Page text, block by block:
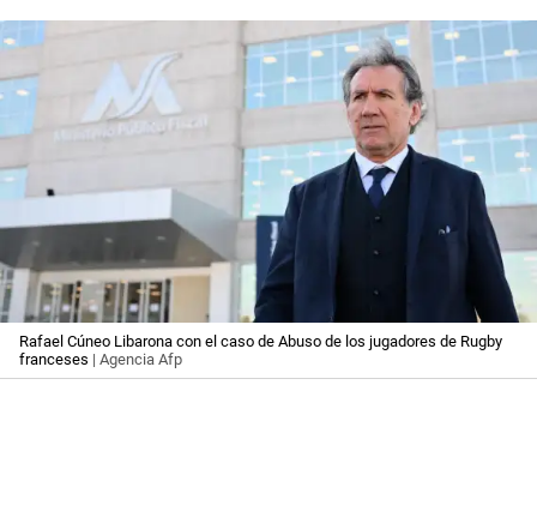
Rafael Cúneo Libarona con el caso de Abuso de los jugadores de Rugby
franceses | Agencia Afp